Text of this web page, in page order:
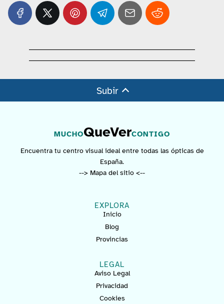
Subir
MUCHOQueVerCONTIGO
Encuentra tu centro visual ideal entre todas las ópticas de
España.
--> Mapa del sitio <--
EXPLORA
Inicio
Blog
Provincias
LEGAL
Aviso Legal
Privacidad
Cookies